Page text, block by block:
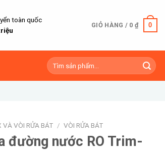
toàn quốc
GIỎ HÀNG / 0 ₫ 0
Tìm
kiếm:
VÀ VÒI RỬA BÁT / VÒI RỬA BÁT
đường nước RO Trim-